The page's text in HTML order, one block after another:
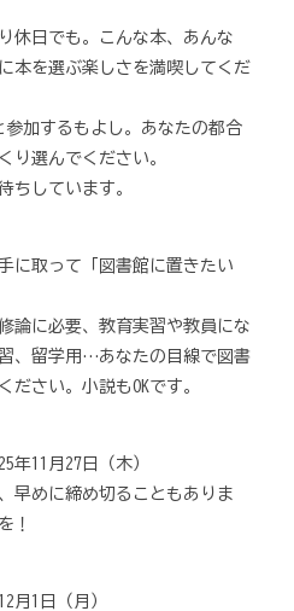
休日でも。こんな本、あんな
本を選ぶ楽しさを満喫してくだ
加するもよし。あなたの都合
り選んでください。
ちしています。
に取って「図書館に置きたい
論に必要、教育実習や教員にな
、留学用…あなたの目線で図書
さい。小説もOKです。
年11月27日（木）
早めに締め切ることもありま
！
月1日（月）